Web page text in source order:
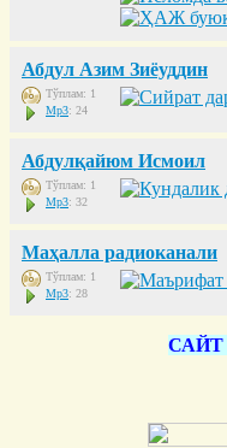
Абдул Азим Зиёуддин
Тўплам: 1
Mp3: 24
Абдулқайюм Исмоил
Тўплам: 1
Mp3: 32
Маҳалла радиоканали
Тўплам: 1
Mp3: 28